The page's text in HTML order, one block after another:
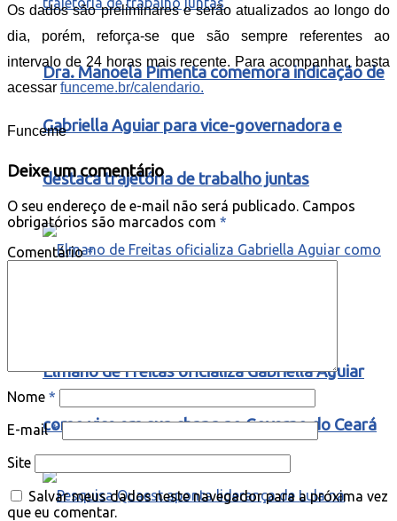
Dra. Manoela Pimenta comemora indicação de
Gabriella Aguiar para vice-governadora e
destaca trajetória de trabalho juntas
Elmano de Freitas oficializa Gabriella Aguiar
como vice em sua chapa ao Governo do Ceará
Os dados são preliminares e serão atualizados ao longo do
dia, porém, reforça-se que são sempre referentes ao
intervalo de 24 horas mais recente. Para acompanhar, basta
acessar funceme.br/calendario.
Funceme
Deixe um comentário
O seu endereço de e-mail não será publicado. Campos
obrigatórios são marcados com *
Comentário*
Nome *
E-mail*
Site
Salvar meus dados neste navegador para a próxima vez
que eu comentar.